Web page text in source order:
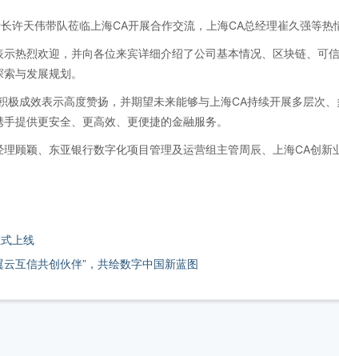
天伟带队莅临上海CA开展合作交流，上海CA总经理崔久强等热
热烈欢迎，并向各位来宾详细介绍了公司基本情况、区块链、可
与发展规划。
极成效表示高度赞扬，并期望未来能够与上海CA持续开展多层次
提供更安全、更高效、更便捷的金融服务。
顾颖、东亚银行数字化项目管理及运营组主管周辰、上海CA创新
上线
互信共创伙伴”，共绘数字中国新蓝图